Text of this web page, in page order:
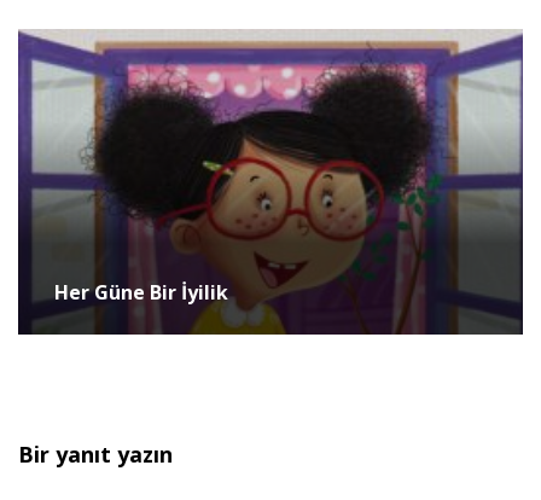
Her Güne Bir İyilik
Bir yanıt yazın